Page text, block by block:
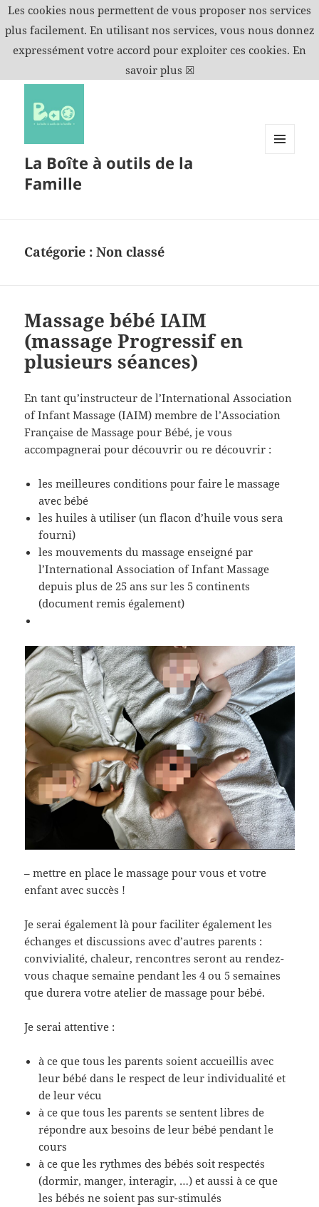
La Boîte à outils de la
Famille
Catégorie :Non classé
Massage bébé IAIM
(massage Progressif en
plusieurs séances)
En tant qu’instructeur de l’International Association
of Infant Massage (IAIM) membre de l’Association
Française de Massage pour Bébé, je vous
accompagnerai pour découvrir ou re découvrir :
les meilleures conditions pour faire le massage
avec bébé
les huiles à utiliser (un flacon d’huile vous sera
fourni)
les mouvements du massage enseigné par
l’International Association of Infant Massage
depuis plus de 25 ans sur les 5 continents
(document remis également)
– mettre en place le massage pour vous et votre
enfant avec succès !
Je serai également là pour faciliter également les
échanges et discussions avec d’autres parents :
convivialité, chaleur, rencontres seront au rendez-
vous chaque semaine pendant les 4 ou 5 semaines
que durera votre atelier de massage pour bébé.
Je serai attentive :
à ce que tous les parents soient accueillis avec
leur bébé dans le respect de leur individualité et
de leur vécu
à ce que tous les parents se sentent libres de
répondre aux besoins de leur bébé pendant le
cours
à ce que les rythmes des bébés soit respectés
(dormir, manger, interagir, …) et aussi à ce que
les bébés ne soient pas sur-stimulés
Les cookies nous permettent de vous proposer nos services
plus facilement. En utilisant nos services, vous nous donnez
expressément votre accord pour exploiter ces cookies. En
savoir plus ☒